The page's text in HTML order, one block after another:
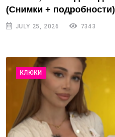
(Снимки + подробности)
JULY 25, 2026 7343
КЛЮКИ